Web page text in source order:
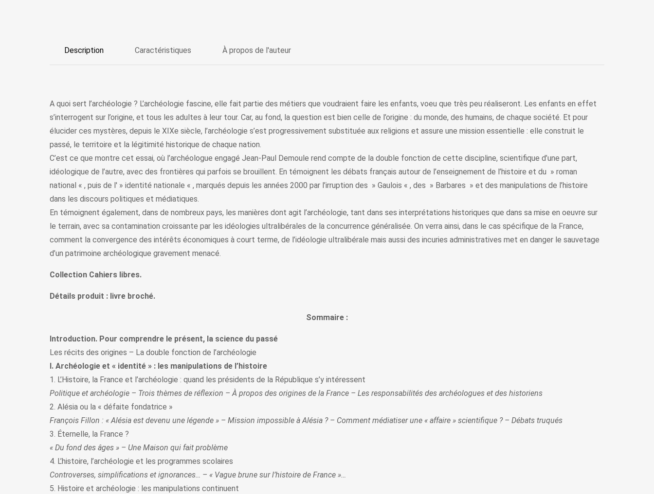
Description Caractéristiques À propos de l'auteur
A quoi sert l’archéologie ? L’archéologie fascine, elle fait partie des métiers que voudraient faire les enfants, voeu que très peu réaliseront. Les enfants en effet
s’interrogent sur l’origine, et tous les adultes à leur tour. Car, au fond, la question est bien celle de l’origine : du monde, des humains, de chaque société. Et pour
élucider ces mystères, depuis le XIXe siècle, l’archéologie s’est progressivement substituée aux religions et assure une mission essentielle : elle construit le
passé, le territoire et la légitimité historique de chaque nation.
C’est ce que montre cet essai, où l’archéologue engagé Jean-Paul Demoule rend compte de la double fonction de cette discipline, scientifique d’une part,
idéologique de l’autre, avec des frontières qui parfois se brouillent. En témoignent les débats français autour de l’enseignement de l’histoire et du » roman
national « , puis de l' » identité nationale « , marqués depuis les années 2000 par l’irruption des » Gaulois « , des » Barbares » et des manipulations de l’histoire
dans les discours politiques et médiatiques.
En témoignent également, dans de nombreux pays, les manières dont agit l’archéologie, tant dans ses interprétations historiques que dans sa mise en oeuvre sur
le terrain, avec sa contamination croissante par les idéologies ultralibérales de la concurrence généralisée. On verra ainsi, dans le cas spécifique de la France,
comment la convergence des intérêts économiques à court terme, de l’idéologie ultralibérale mais aussi des incuries administratives met en danger le sauvetage
d’un patrimoine archéologique gravement menacé.
Collection Cahiers libres.
Détails produit : livre broché.
Sommaire :
Introduction. Pour comprendre le présent, la science du passé
Les récits des origines – La double fonction de l’archéologie
I. Archéologie et « identité » : les manipulations de l’histoire
1. L’Histoire, la France et l’archéologie : quand les présidents de la République s’y intéressent
Politique et archéologie – Trois thèmes de réflexion – À propos des origines de la France – Les responsabilités des archéologues et des historiens
2. Alésia ou la « défaite fondatrice »
François Fillon : « Alésia est devenu une légende » – Mission impossible à Alésia ? – Comment médiatiser une « affaire » scientifique ? – Débats truqués
3. Éternelle, la France ?
« Du fond des âges » – Une Maison qui fait problème
4. L’histoire, l’archéologie et les programmes scolaires
Controverses, simplifications et ignorances… – « Vague brune sur l’histoire de France »…
5. Histoire et archéologie : les manipulations continuent